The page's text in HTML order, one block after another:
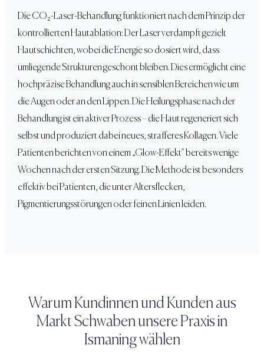
Die CO₂-Laser-Behandlung funktioniert nach dem Prinzip der
kontrollierten Hautablation: Der Laser verdampft gezielt
Hautschichten, wobei die Energie so dosiert wird, dass
umliegende Strukturen geschont bleiben. Dies ermöglicht eine
hochpräzise Behandlung auch in sensiblen Bereichen wie um
die Augen oder an den Lippen. Die Heilungsphase nach der
Behandlung ist ein aktiver Prozess – die Haut regeneriert sich
selbst und produziert dabei neues, strafferes Kollagen. Viele
Patienten berichten von einem „Glow-Effekt" bereits wenige
Wochen nach der ersten Sitzung. Die Methode ist besonders
effektiv bei Patienten, die unter Altersflecken,
Pigmentierungsstörungen oder feinen Linien leiden.
Warum Kundinnen und Kunden aus
Markt Schwaben unsere Praxis in
Ismaning wählen